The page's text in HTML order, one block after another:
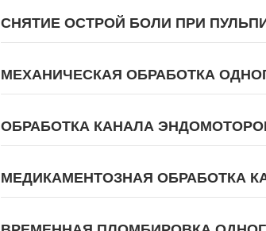
СНЯТИЕ ОСТРОЙ БОЛИ ПРИ
МЕХАНИЧЕСКАЯ ОБРАБОТКА
ОБРАБОТКА КАНАЛА
МЕДИКАМЕНТОЗНАЯ ОБРАБОТКА